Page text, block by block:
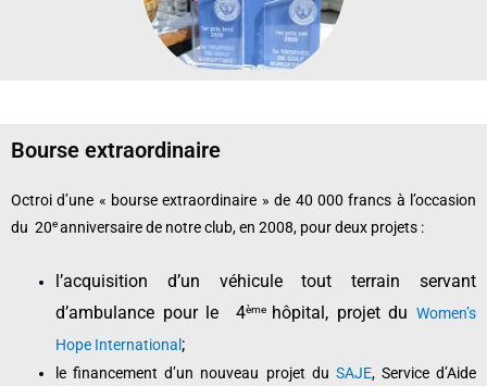
Bourse extraordinaire
Octroi d’une « bourse extraordinaire » de 40 000 francs à l’occasion
du 20eanniversaire de notre club, en 2008, pour deux projets :
l’acquisition d’un véhicule tout terrain servant
d’ambulance pour le 4ème hôpital, projet duWomen’s
Hope International ;
le financement d’un nouveau projet du SAJE, Service d’Aide